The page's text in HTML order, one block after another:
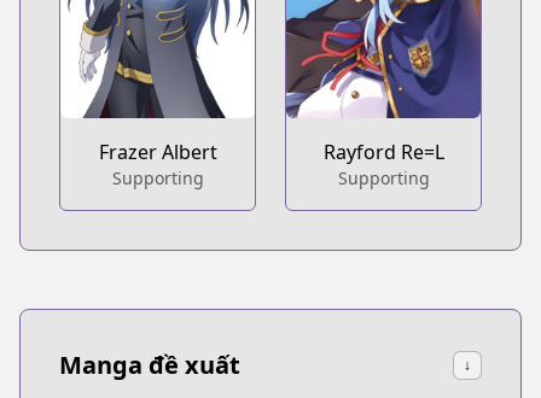
Frazer Albert
Supporting
Rayford Re=L
Supporting
Manga đề xuất ↓